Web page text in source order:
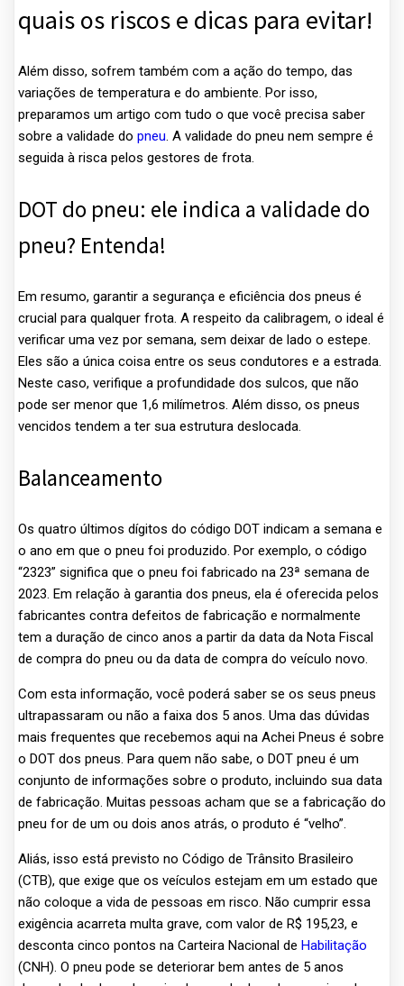
quais os riscos e dicas para evitar!
Além disso, sofrem também com a ação do tempo, das
variações de temperatura e do ambiente. Por isso,
preparamos um artigo com tudo o que você precisa saber
sobre a validade do pneu. A validade do pneu nem sempre é
seguida à risca pelos gestores de frota.
DOT do pneu: ele indica a validade do
pneu? Entenda!
Em resumo, garantir a segurança e eficiência dos pneus é
crucial para qualquer frota. A respeito da calibragem, o ideal é
verificar uma vez por semana, sem deixar de lado o estepe.
Eles são a única coisa entre os seus condutores e a estrada.
Neste caso, verifique a profundidade dos sulcos, que não
pode ser menor que 1,6 milímetros. Além disso, os pneus
vencidos tendem a ter sua estrutura deslocada.
Balanceamento
Os quatro últimos dígitos do código DOT indicam a semana e
o ano em que o pneu foi produzido. Por exemplo, o código
“2323” significa que o pneu foi fabricado na 23ª semana de
2023. Em relação à garantia dos pneus, ela é oferecida pelos
fabricantes contra defeitos de fabricação e normalmente
tem a duração de cinco anos a partir da data da Nota Fiscal
de compra do pneu ou da data de compra do veículo novo.
Com esta informação, você poderá saber se os seus pneus
ultrapassaram ou não a faixa dos 5 anos. Uma das dúvidas
mais frequentes que recebemos aqui na Achei Pneus é sobre
o DOT dos pneus. Para quem não sabe, o DOT pneu é um
conjunto de informações sobre o produto, incluindo sua data
de fabricação. Muitas pessoas acham que se a fabricação do
pneu for de um ou dois anos atrás, o produto é “velho”.
Aliás, isso está previsto no Código de Trânsito Brasileiro
(CTB), que exige que os veículos estejam em um estado que
não coloque a vida de pessoas em risco. Não cumprir essa
exigência acarreta multa grave, com valor de R$ 195,23, e
desconta cinco pontos na Carteira Nacional de Habilitação
(CNH). O pneu pode se deteriorar bem antes de 5 anos